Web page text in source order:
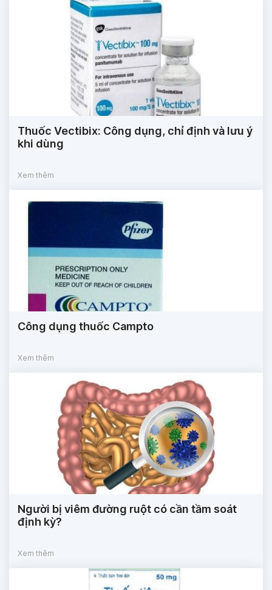
Thuốc Vectibix: Công dụng, chỉ định và lưu ý
khi dùng
Xem thêm
Công dụng thuốc Campto
Xem thêm
Người bị viêm đường ruột có cần tầm soát
định kỳ?
Xem thêm